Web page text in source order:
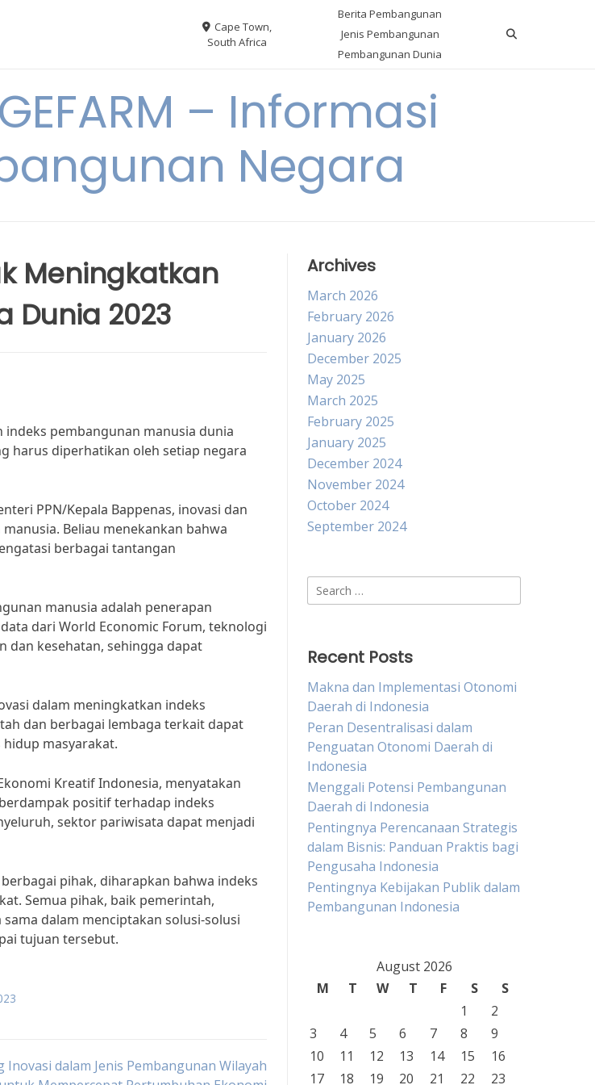
Cape Town,
South Africa
Berita Pembangunan
Jenis Pembangunan
Pembangunan Dunia
– Informasi
Negara
Meningkatkan
Dunia 2023
pembangunan manusia dunia
harus diperhatikan oleh setiap negara
PPN/Kepala Bappenas, inovasi dan
Beliau menekankan bahwa
berbagai tantangan
manusia adalah penerapan
dari World Economic Forum, teknologi
dan kesehatan, sehingga dapat
dalam meningkatkan indeks
dan berbagai lembaga terkait dapat
masyarakat.
Kreatif Indonesia, menyatakan
positif terhadap indeks
sektor pariwisata dapat menjadi
pihak, diharapkan bahwa indeks
Semua pihak, baik pemerintah,
dalam menciptakan solusi-solusi
tujuan tersebut.
Inovasi dalam Jenis Pembangunan Wilayah
Archives
March 2026
February 2026
January 2026
December 2025
May 2025
March 2025
February 2025
January 2025
December 2024
November 2024
October 2024
September 2024
Search
for:
Recent Posts
Makna dan Implementasi Otonomi
Daerah di Indonesia
Peran Desentralisasi dalam
Penguatan Otonomi Daerah di
Indonesia
Menggali Potensi Pembangunan
Daerah di Indonesia
Pentingnya Perencanaan Strategis
dalam Bisnis: Panduan Praktis bagi
Pengusaha Indonesia
Pentingnya Kebijakan Publik dalam
Pembangunan Indonesia
August 2026
M
T W T F S
S
1
2
3
4 5 6 7 8
9
10
11 12 13 14 15
16
17
18 19 20 21 22
23